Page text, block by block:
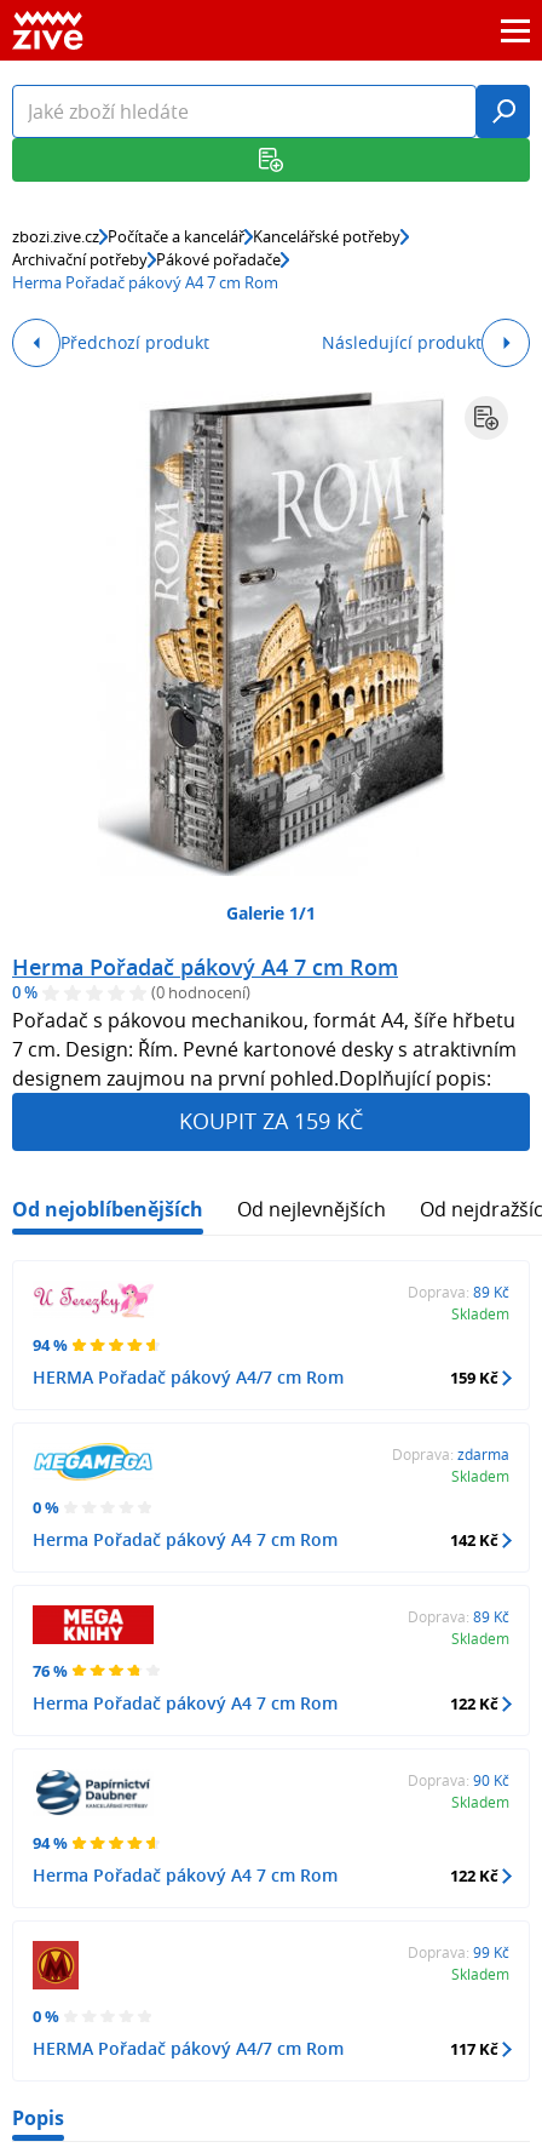
zbozi.zive.cz Počítače a kancelář Kancelářské potřeby
Archivační potřeby Pákové pořadače
Herma Pořadač pákový A4 7 cm Rom
Předchozí produkt Následující produkt
Galerie 1/1
Herma Pořadač pákový A4 7 cm Rom
0 % (0 hodnocení)
Pořadač s pákovou mechanikou, formát A4, šíře hřbetu
7 cm. Design: Řím. Pevné kartonové desky s atraktivním
designem zaujmou na první pohled.Doplňující popis:
KOUPIT ZA 159 KČ
Od nejoblíbenějších Od nejlevnějších Od
94 %
HERMA Pořadač pákový A4/7 cm Rom
Doprava: 89 Kč
Skladem
159 Kč
0 %
Herma Pořadač pákový A4 7 cm Rom
Doprava: zdarma
Skladem
142 Kč
76 %
Herma Pořadač pákový A4 7 cm Rom
Doprava: 89 Kč
Skladem
122 Kč
94 %
Herma Pořadač pákový A4 7 cm Rom
Doprava: 90 Kč
Skladem
122 Kč
0 %
HERMA Pořadač pákový A4/7 cm Rom
Doprava: 99 Kč
Skladem
117 Kč
Popis